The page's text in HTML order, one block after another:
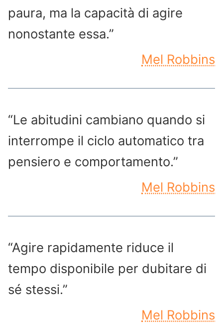
paura, ma la capacità di agire
nonostante essa.”
Mel Robbins
“Le abitudini cambiano quando si
interrompe il ciclo automatico tra
pensiero e comportamento.”
Mel Robbins
“Agire rapidamente riduce il
tempo disponibile per dubitare di
sé stessi.”
Mel Robbins